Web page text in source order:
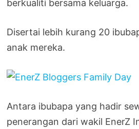
berkualiti bersama keluarga.
Disertai lebih kurang 20
anak mereka.
Antara ibubapa yang hadir
penerangan dari wakil EnerZ